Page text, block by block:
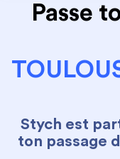
Passe
Stych est
ton passage